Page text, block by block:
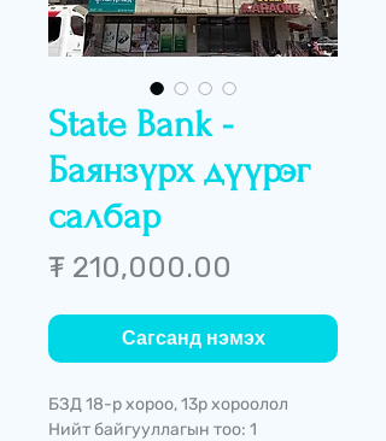
State Bank -
Баянзүрх дүүрэг
салбар
₮ 210,000.00
Сагсанд нэмэх
БЗД 18-р хороо, 13р хороолол
Нийт байгууллагын тоо: 1